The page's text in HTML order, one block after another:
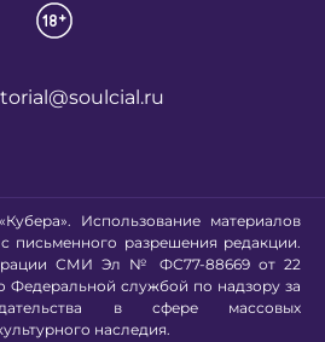
Использование материалов
письменного разрешения редакции.
СМИ Эл № ФС77-88669 от 22
Федеральной службой по надзору за
в сфере массовых
наследия.